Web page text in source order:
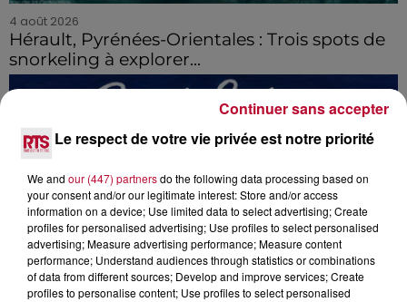
4 août 2026
Hérault, Pyrénées-Orientales : Trois spots de
snorkeling à explorer...
Le respect de votre vie privée est notre priorité
We and our (447) partnersdo the following data processing based on
your consent and/or our legitimate interest: Store and/or access
information on a device; Use limited data to select advertising; Create
profiles for personalised advertising; Use profiles to select personalised
advertising; Measure advertising performance; Measure content
performance; Understand audiences through statistics or combinations
of data from different sources; Develop and improve services; Create
profiles to personalise content; Use profiles to select personalised
Continuer sans accepter